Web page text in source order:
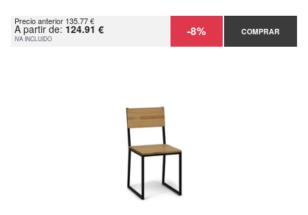
Precio anterior 135.77 €
A partir de: 124.91 €
IVA INCLUIDO -8% COMPRAR